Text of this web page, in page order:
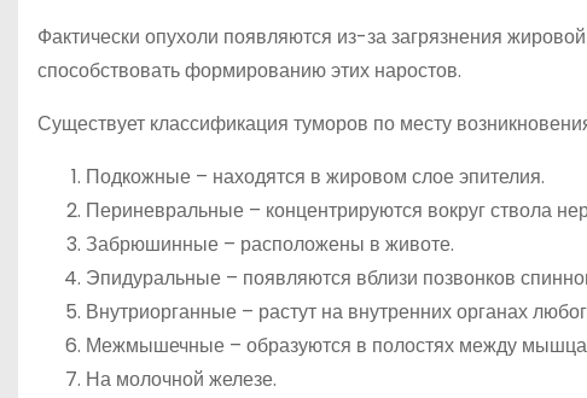
Фактически опухоли появляются из-за загрязнения
способствовать формированию этих наростов.
Существует классификация туморов по месту
Подкожные – находятся в жировом слое эпителия.
Периневральные – концентрируются вокруг ствола
Забрюшинные – расположены в животе.
Эпидуральные – появляются вблизи позвонков
Внутриорганные – растут на внутренних органах
Межмышечные – образуются в полостях между
На молочной железе.